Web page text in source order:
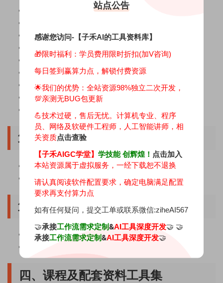
2.2天花板级视频转绘 人物背景随心可控(中)
2.4去除视频马赛克 模糊视频变高清
2.5放飞想像力 AI让照片舞动起来
2.6一张照片 打造你的AI数字人
2.7视频蒙版AI抠图 绿幕视频一键生成
2.8视频去水印去字幕 AI轻松一键搞定
2.9视频照片3D建模 打造创意AI模型
2.10图片生成动态视频 轻松制作AI大片
第三章节 音频处理篇(2课时)
3.1音频处理必备 人声伴奏分离工具
3.2语音完美复刻 打造专属AI配音
第四章节 文本处理篇(2课时)
4.1本地安装你的第一个语言类大模型
四、课程及配套资料工具集
站点公告
感谢您访问-【子禾AI的工具资料库】
🎁限时福利：学员费用限时折扣(加V咨询)
每日签到赢算力点，解锁付费资源
🌟我们的优势： 全站资源98%独立二次开发，
💯亲测无BUG包更新
💪技术过硬，售后无忧。计算机专业、程序
员、网络及软硬件工程师，人工智能讲师，相
关资质点击查验
【子禾AIGC学堂】 学技能 创辉煌！ 点击加入
本站资源属于虚拟服务，一经下载恕不退换
请认真阅读软件配置要求，确定电脑满足配置
要求再支付算力点
如有任何疑问，提交工单或联系微信:ziheAI567
🤝承接工作流需求定制&AI工具深度开发🤝 🤝
承接工作流需求定制&AI工具深度开发🤝